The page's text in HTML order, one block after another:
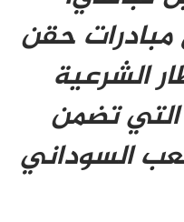
حقن
الشرعية
التي تضمن
السوداني